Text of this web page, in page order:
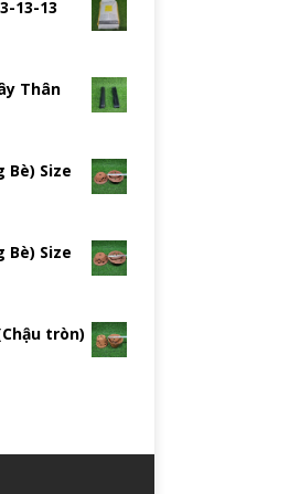
13-13
Thân
Bè) Size
Bè) Size
tròn)